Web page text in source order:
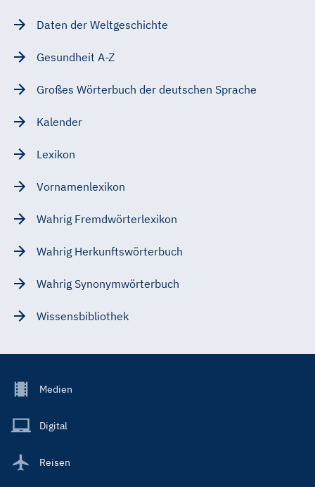
Daten der Weltgeschichte
Gesundheit A-Z
Großes Wörterbuch der deutschen Sprache
Kalender
Lexikon
Vornamenlexikon
Wahrig Fremdwörterlexikon
Wahrig Herkunftswörterbuch
Wahrig Synonymwörterbuch
Wissensbibliothek
Footer
Main
Medien
Digital
Reisen